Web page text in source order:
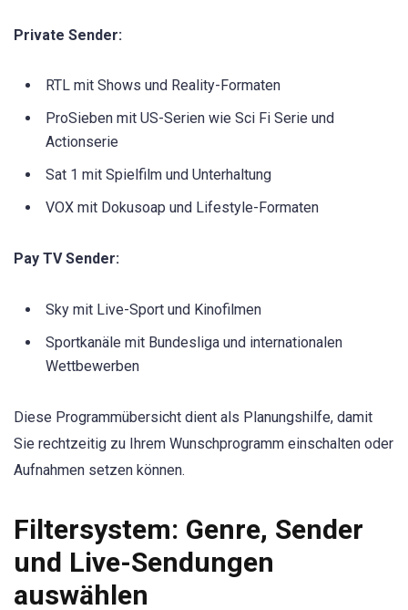
Private Sender:
RTL mit Shows und Reality-Formaten
ProSieben mit US-Serien wie Sci Fi Serie und
Actionserie
Sat 1 mit Spielfilm und Unterhaltung
VOX mit Dokusoap und Lifestyle-Formaten
Pay TV Sender:
Sky mit Live-Sport und Kinofilmen
Sportkanäle mit Bundesliga und internationalen
Wettbewerben
Diese Programmübersicht dient als Planungshilfe, damit
Sie rechtzeitig zu Ihrem Wunschprogramm einschalten oder
Aufnahmen setzen können.
Filtersystem: Genre, Sender
und Live-Sendungen
auswählen